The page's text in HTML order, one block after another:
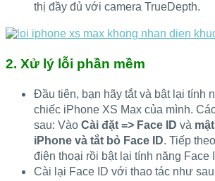
thị đầy đủ với camera TrueDepth.
2. Xử lý lỗi phần mềm
Đầu tiên, bạn hãy tắt và bật lại tính
chiếc iPhone XS Max của mình.
sau: Vào Cài đặt => Face ID và
iPhone và tắt bỏ Face ID. Tiếp
điện thoại rồi bật lại tính năng Face
Cài lại Face ID với thao tác như